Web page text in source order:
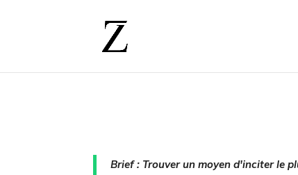
Brief : Trouver un moyen d'inciter le